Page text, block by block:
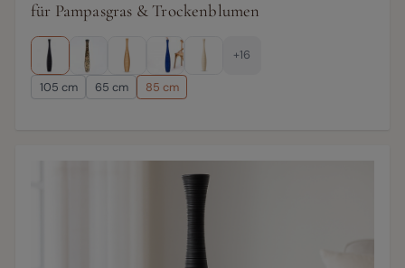
für Pampasgras & Trockenblumen
+16
105 cm 65 cm 85 cm